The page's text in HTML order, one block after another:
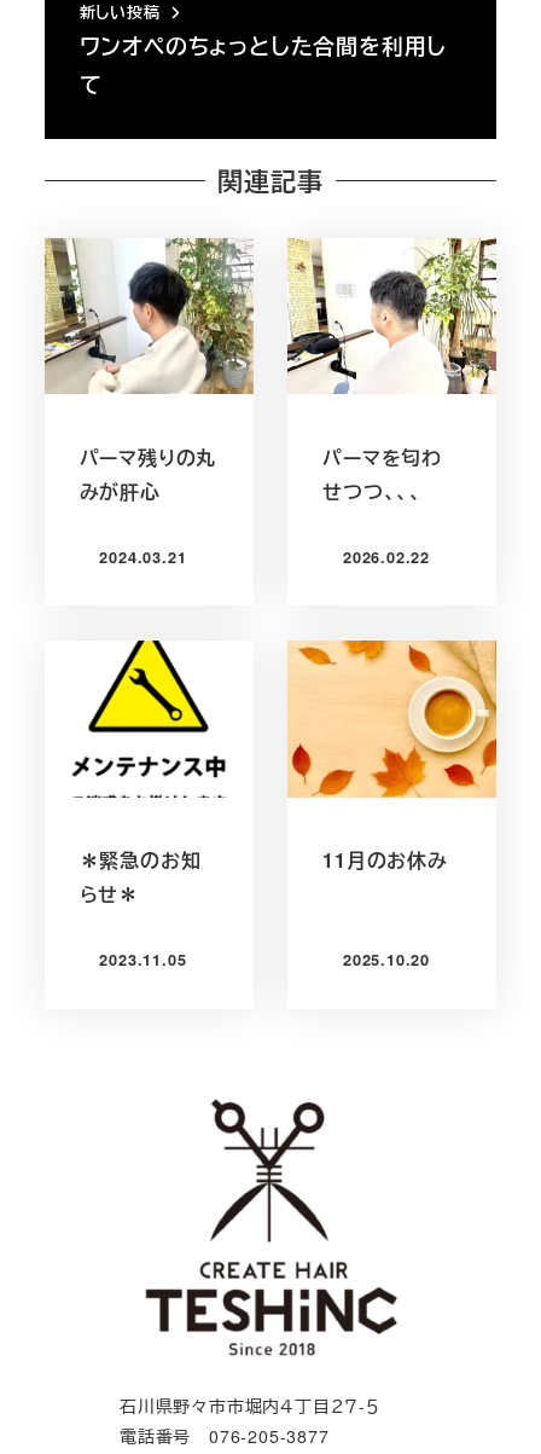
新しい投稿
ワンオペのちょっとした合間を利用し
て
関連記事
パーマ残りの丸
みが肝心
投稿日
2024.03.21
パーマを匂わ
せつつ、、、
投稿日
2026.02.22
＊緊急のお知
らせ＊
投稿日
2023.11.05
11月のお休み
投稿日
2025.10.20
石川県野々市市堀内４丁目２７-５
電話番号 076-205-3877